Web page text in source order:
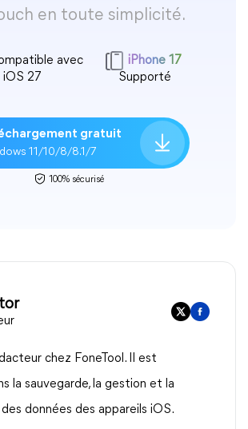
en toute simplicité.
avec
iOS 27
iPhone 17
Supporté
gratuit
11/10/8/8.1/7
100% sécurisé
chez FoneTool. Il est
la sauvegarde, la gestion et la
données des appareils iOS.